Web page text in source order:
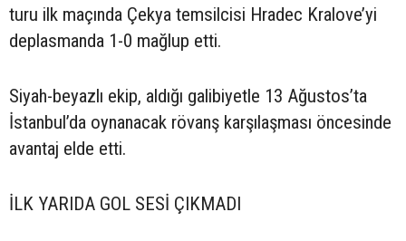
turu ilk maçında Çekya temsilcisi Hradec Kralove’yi
deplasmanda 1-0 mağlup etti.
Siyah-beyazlı ekip, aldığı galibiyetle 13 Ağustos’ta
İstanbul’da oynanacak rövanş karşılaşması öncesinde
avantaj elde etti.
İLK YARIDA GOL SESİ ÇIKMADI